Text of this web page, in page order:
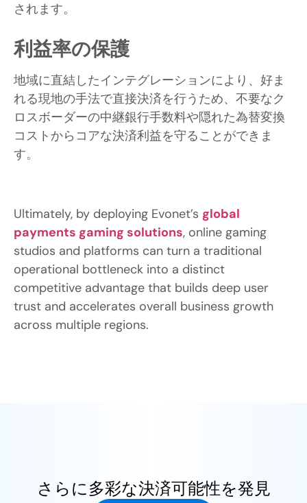
されます。
利益率の保護
地域に直結したインテグレーションにより、好ま
れる現地の手法で直接決済を行うため、不要なク
ロスボーダーの中継銀行手数料や隠れた為替変換
コストからコアな決済利益を守ることができま
す。
Ultimately, by deploying Evonet’s global
payments gaming solutions, online gaming
studios and platforms can turn a traditional
operational bottleneck into a distinct
competitive advantage that builds deep user
trust and accelerates overall business growth
across multiple regions.
さらに多彩な決済可能性を発見